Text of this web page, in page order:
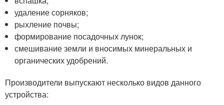
удаление сорняков;
рыхление почвы;
формирование посадочных лунок;
смешивание земли и вносимых минеральных и
органических удобрений.
Производители выпускают несколько видов данного
устройства: